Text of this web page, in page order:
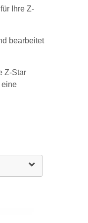
Ihre Z-
bearbeitet
Z-Star
eine